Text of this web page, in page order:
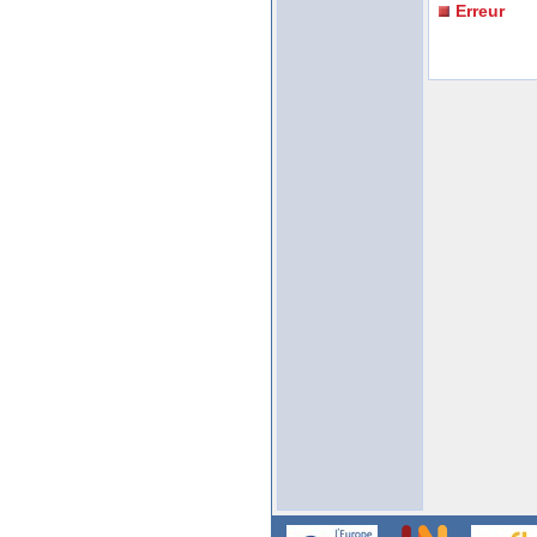
Erreur